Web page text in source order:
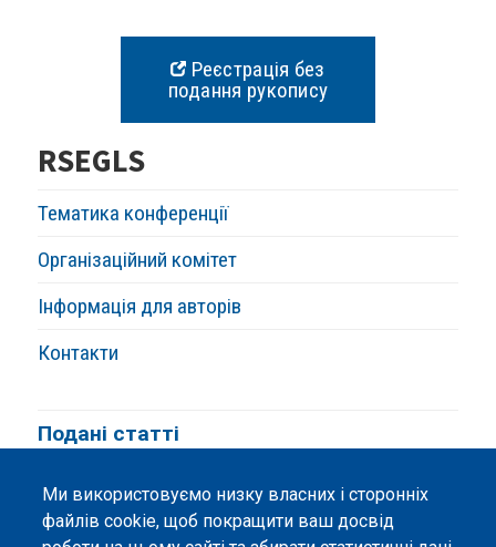
Реєстрація без
подання рукопису
RSEGLS
Тематика конференції
Організаційний комітет
Інформація для авторів
Контакти
Подані статті
Ми використовуємо низку власних і сторонніх
файлів cookie, щоб покращити ваш досвід